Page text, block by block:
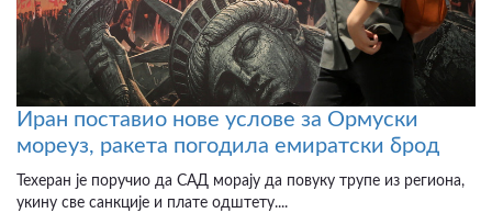
Иран поставио нове услове за Ормуски
мореуз, ракета погодила емиратски брод
Техеран је поручио да САД морају да повуку трупе из региона,
укину све санкције и плате одштету....